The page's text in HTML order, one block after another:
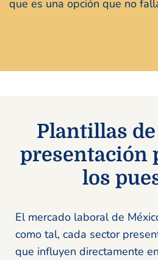
que es una opción que no
Plantillas
presentación
los
El mercado laboral de
como tal, cada sector
que influyen directamente en